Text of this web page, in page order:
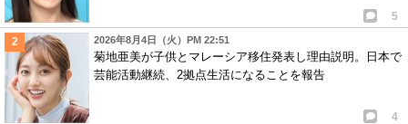
5
2026年8月4日（火）PM 22:51
菊地亜美が子供とマレーシア移住発表し理由説明。日本で
芸能活動継続、2拠点生活になることを報告
4